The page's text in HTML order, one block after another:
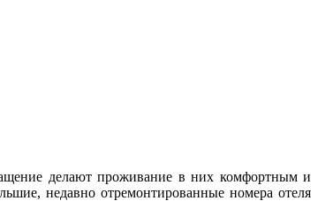
делают проживание в них комфортным и
недавно отремонтированные номера отеля